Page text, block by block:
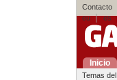
Contacto
eu
es
Inicio
Temas